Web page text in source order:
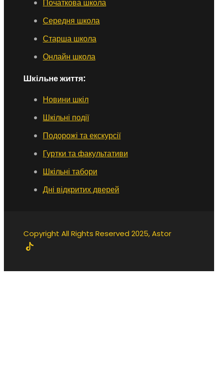
Початкова школа
Середня школа
Старша школа
Онлайн школа
Шкільне життя:
Новини шкіл
Шкільні події
Подорожі та екскурсії
Гуртки та факультативи
Шкільні табори
Дні відкритих дверей
Copyright All Rights Reserved 2025, Astor